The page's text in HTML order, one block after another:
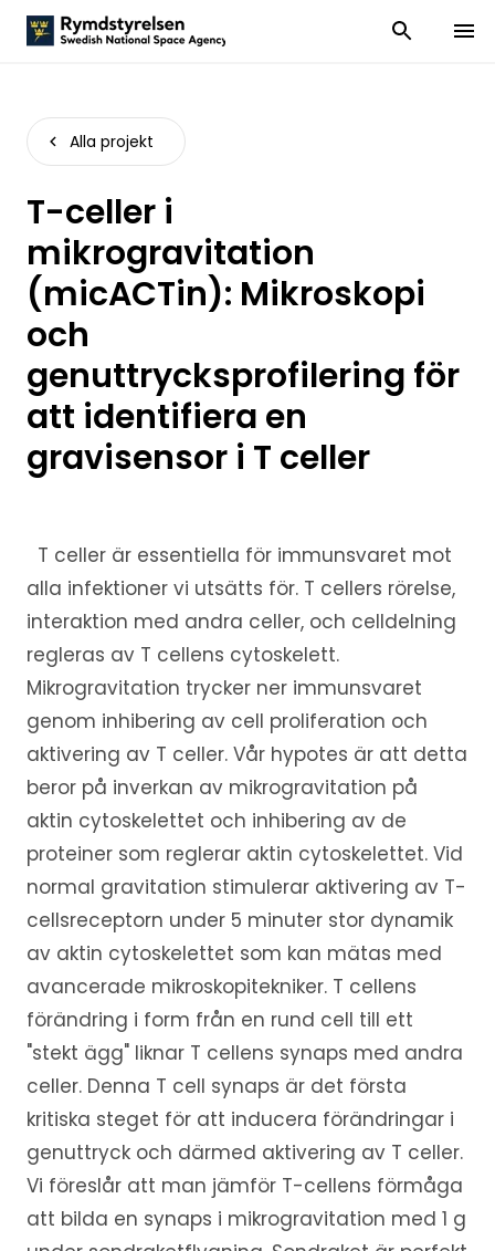
Visa och dölj
Visa
Alla projekt
T-celler i
mikrogravitation
(micACTin): Mikroskopi
och
genuttrycksprofilering för
att identifiera en
gravisensor i T celler
T celler är essentiella för immunsvaret mot
alla infektioner vi utsätts för. T cellers rörelse,
interaktion med andra celler, och celldelning
regleras av T cellens cytoskelett.
Mikrogravitation trycker ner immunsvaret
genom inhibering av cell proliferation och
aktivering av T celler. Vår hypotes är att detta
beror på inverkan av mikrogravitation på
aktin cytoskelettet och inhibering av de
proteiner som reglerar aktin cytoskelettet. Vid
normal gravitation stimulerar aktivering av T-
cellsreceptorn under 5 minuter stor dynamik
av aktin cytoskelettet som kan mätas med
avancerade mikroskopitekniker. T cellens
förändring i form från en rund cell till ett
"stekt ägg" liknar T cellens synaps med andra
celler. Denna T cell synaps är det första
kritiska steget för att inducera förändringar i
genuttryck och därmed aktivering av T celler.
Vi föreslår att man jämför T-cellens förmåga
att bilda en synaps i mikrogravitation med 1 g